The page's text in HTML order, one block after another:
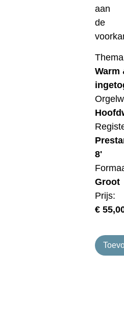
aan
de
Warm
8'
Groot
Prijs:
€